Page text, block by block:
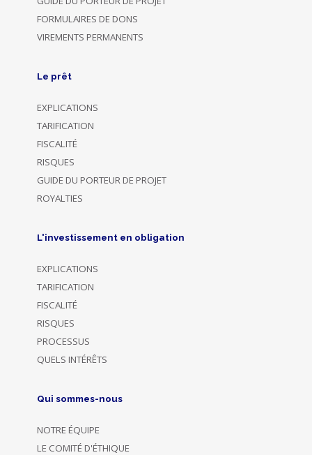
FORMULAIRES DE DONS
VIREMENTS PERMANENTS
Le prêt
EXPLICATIONS
TARIFICATION
FISCALITÉ
RISQUES
GUIDE DU PORTEUR DE PROJET
ROYALTIES
L'investissement en obligation
EXPLICATIONS
TARIFICATION
FISCALITÉ
RISQUES
PROCESSUS
QUELS INTÉRÊTS
Qui sommes-nous
NOTRE ÉQUIPE
LE COMITÉ D'ÉTHIQUE